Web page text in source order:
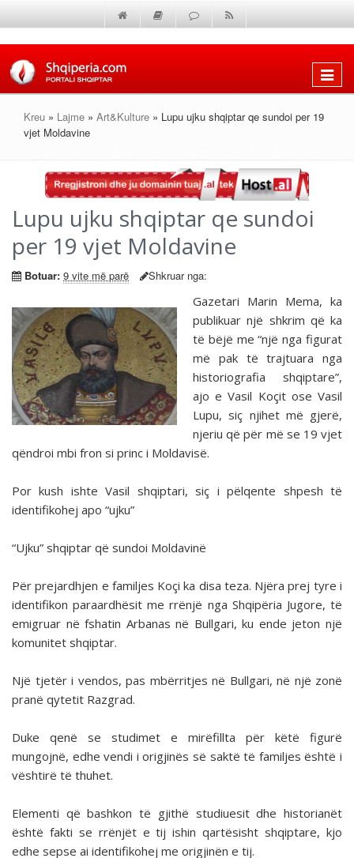
Shfaq
Kreu » Lajme » Art&Kulture » Lupu ujku shqiptar qe sundoi per 19
vjet Moldavine
Lupu ujku shqiptar qe sundoi
per 19 vjet Moldavine
Botuar: 9 vite më parë Shkruar nga:
Gazetari Marin Mema, ka
publikuar një shkrim që ka
të bëjë me “një nga figurat
më pak të trajtuara nga
historiografia shqiptare”,
ajo e Vasil Koçit ose Vasil
Lupu, siç njihet më gjerë,
njeriu që për më se 19 vjet
qëndroi mbi fron si princ i Moldavisë.
Por kush ishte Vasil shqiptari, siç i pëlqente shpesh të
identifikohej apo “ujku”
“Ujku” shqiptar që sundoi Moldavinë
Për prejardhjen e familjes Koçi ka disa teza. Njëra prej tyre i
identifikon paraardhësit me rrënjë nga Shqipëria Jugore, të
emigruar në fshatin Arbanas në Bullgari, ku ende jeton një
komunitet shqiptar.
Një tjetër i vendos, pas mbërritjes në Bullgari, në një zonë
pranë qytetit Razgrad.
Duke qenë se studimet e mirëfillta për këtë figurë
mungojnë, edhe vendi i origjinës së saktë të familjes është i
vështirë të thuhet.
Elementi që bashkon të gjithë studiuesit dhe historianët
është fakti se rrënjët e tij ishin qartësisht shqiptare, kjo
edhe sepse ai identifikohej me origjinën e tij.